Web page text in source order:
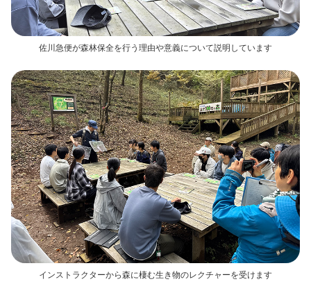
佐川急便が森林保全を行う理由や意義について説明しています
インストラクターから森に棲む生き物のレクチャーを受けます